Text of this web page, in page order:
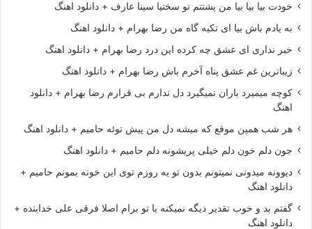
خودت بیا بیا بیا من پشتتم تو سختیا سینا عارف + دانلود اهنگ
به یادم باش بیا ای تکیه گاه من رضا بهرام + دانلود اهنگ
خبر نداری ای عشق چه کرده این درد رضا بهرام + دانلود اهنگ
زیباترین غم عشق پناه آخرم باش رضا بهرام + دانلود اهنگ
کوچه میمیرد باران نمیگیرد دل ندارم بی قرارم رضا بهرام + دانلود
اهنگ
هر شب همین موقع که میشه دل من پیش توئه حامیم + دانلود اهنگ
جون دلم خون دلم خیلی پریشونه دلم حامیم + دانلود اهنگ
دیوونه میدونی نمیتونم بدون تو یه روزم توی این خونه بمونم حامیم +
دانلود اهنگ
گفتم بد و خوب تقدیر دیگه نمیکنه با تو برام اصلا فرقی علی خدابنده +
دانلود اهنگ